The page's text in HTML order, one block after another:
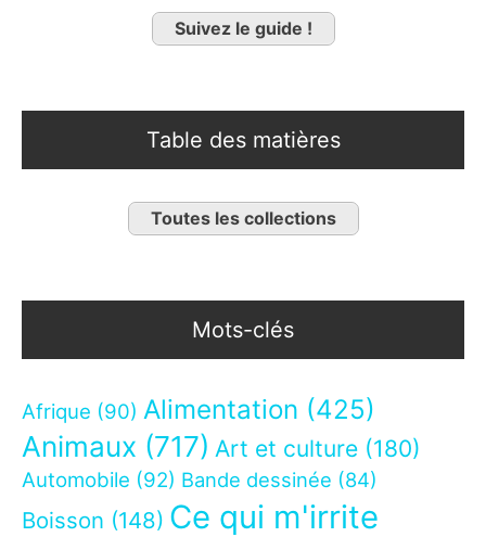
Suivez le guide !
Table des matières
Toutes les collections
Mots-clés
Afrique (90) Alimentation (425)
Animaux (717) Art et culture (180)
Automobile (92) Bande dessinée (84)
Boisson (148) Ce qui m'irrite